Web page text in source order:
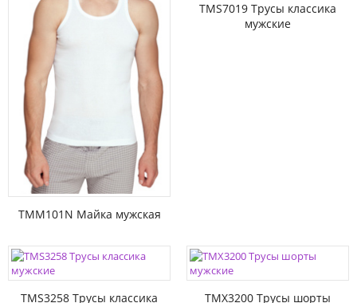
TMM101N Майка мужская
TMS7019 Трусы классика
мужские
TMS3258 Трусы классика
TMX3200 Трусы шорты